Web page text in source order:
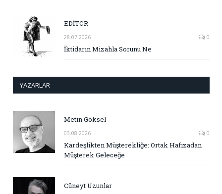
EDİTÖR
28.07.2026 0
İktidarın Mizahla Sorunu Ne
YAZARLAR
Metin Göksel
03.08.2026 0
Kardeşlikten Müşterekliğe: Ortak Hafızadan
Müşterek Geleceğe
Cüneyt Uzunlar